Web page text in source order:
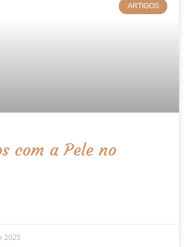
ARTIGOS
com a Pele no
2025